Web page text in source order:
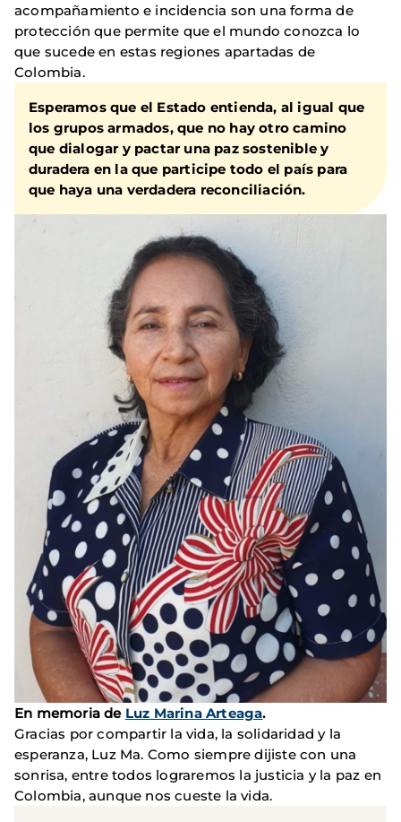
acompañamiento e incidencia son una forma de
protección que permite que el mundo conozca lo
que sucede en estas regiones apartadas de
Colombia.
Esperamos que el Estado entienda, al igual que
los grupos armados, que no hay otro camino
que dialogar y pactar una paz sostenible y
duradera en la que participe todo el país para
que haya una verdadera reconciliación.
En memoria de Luz Marina Arteaga.
Gracias por compartir la vida, la solidaridad y la
esperanza, Luz Ma. Como siempre dijiste con una
sonrisa, entre todos lograremos la justicia y la paz en
Colombia, aunque nos cueste la vida.